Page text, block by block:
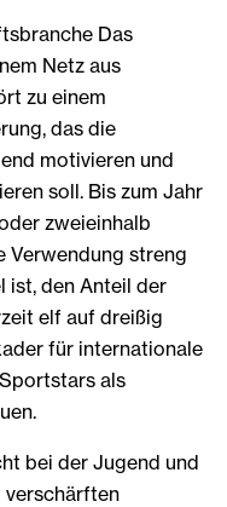
Das
Netz aus
zu einem
das die
motivieren und
soll. Bis zum Jahr
zweieinhalb
Verwendung streng
ist, den Anteil der
elf auf dreißig
für internationale
als
bei der Jugend und